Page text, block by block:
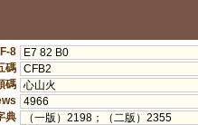
8
E7 82 B0
碼 CFB2
碼 心山火
4966
典
（一版）2198；（二版）2355